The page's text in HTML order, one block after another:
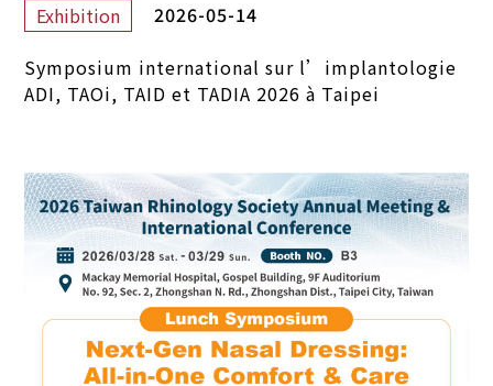
Exhibition
2026-05-14
Symposium international sur l’implantologie
ADI, TAOi, TAID et TADIA 2026 à Taipei